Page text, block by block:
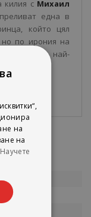
килия с Михаил
една в
който цял
но по ирония на
най-
на
на
Научете